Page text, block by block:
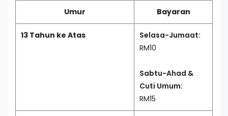
Umur
Bayaran
13 Tahun ke Atas
Selasa-Jumaat:
RM10
Sabtu-Ahad &
Cuti Umum:
RM15